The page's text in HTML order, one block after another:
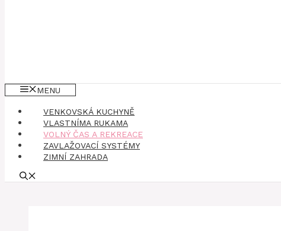
MENU
VENKOVSKÁ KUCHYNĚ
VLASTNÍMA RUKAMA
VOLNÝ ČAS A REKREACE
ZAVLAŽOVACÍ SYSTÉMY
ZIMNÍ ZAHRADA